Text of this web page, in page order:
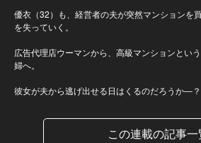
優衣（32）も、経営者の夫が突然マンションを
を失っていく。
広告代理店ウーマンから、高級マンションとい
婦へ。
彼女が夫から逃げ出せる日はくるのだろうか―？
この連載の記事一